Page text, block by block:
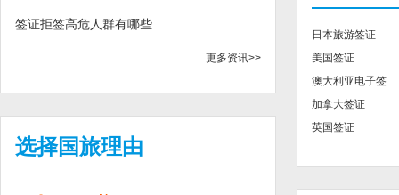
签证拒签高危人群有哪些
更多资讯>>
选择国旅理由
日本旅游签证
美国签证
澳大利亚电子签
加拿大签证
英国签证